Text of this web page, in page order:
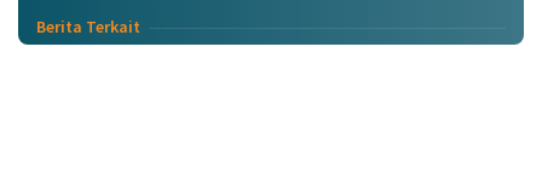
Berita Terkait